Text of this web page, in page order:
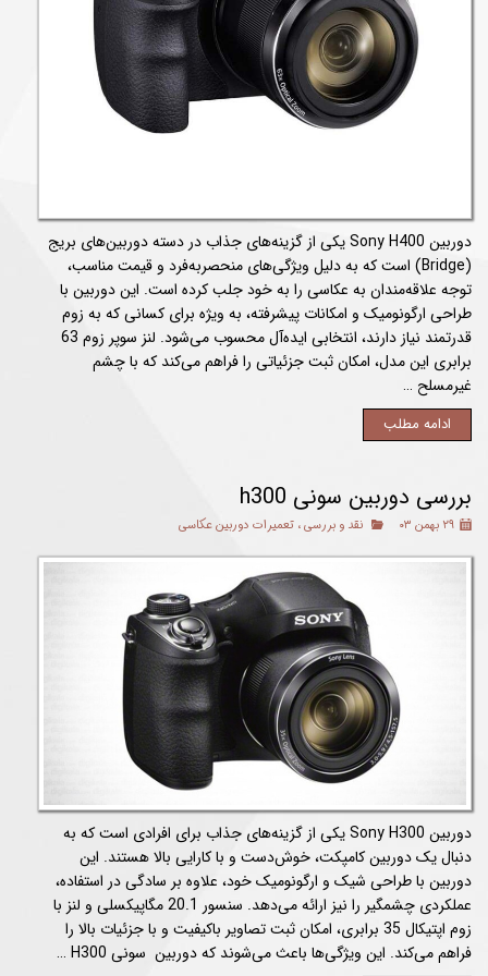
دوربین Sony H400 یکی از گزینه‌های جذاب در دسته دوربین‌های بریج
(Bridge) است که به دلیل ویژگی‌های منحصربه‌فرد و قیمت مناسب،
توجه علاقه‌مندان به عکاسی را به خود جلب کرده است. این دوربین با
طراحی ارگونومیک و امکانات پیشرفته، به‌ ویژه برای کسانی که به زوم
قدرتمند نیاز دارند، انتخابی ایده‌آل محسوب می‌شود. لنز سوپر زوم 63
برابری این مدل، امکان ثبت جزئیاتی را فراهم می‌کند که با چشم
غیرمسلح …
ادامه مطلب
بررسی دوربین سونی h300
۲۹ بهمن ۰۳ نقد و بررسی، تعمیرات دوربین عکاسی
دوربین Sony H300 یکی از گزینه‌های جذاب برای افرادی است که به
دنبال یک دوربین کامپکت، خوش‌دست و با کارایی بالا هستند. این
دوربین با طراحی شیک و ارگونومیک خود، علاوه بر سادگی در استفاده،
عملکردی چشمگیر را نیز ارائه می‌دهد. سنسور 20.1 مگاپیکسلی و لنز با
زوم اپتیکال 35 برابری، امکان ثبت تصاویر باکیفیت و با جزئیات بالا را
فراهم می‌کند. این ویژگی‌ها باعث می‌شوند که دوربین سونی H300 …